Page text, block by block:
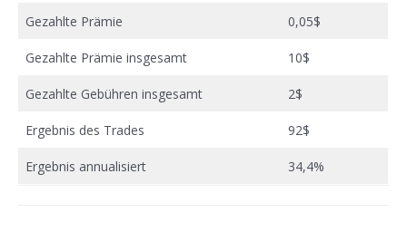
Gezahlte Prämie 0,05$
Gezahlte Prämie insgesamt 10$
Gezahlte Gebühren insgesamt 2$
Ergebnis des Trades 92$
Ergebnis annualisiert 34,4%